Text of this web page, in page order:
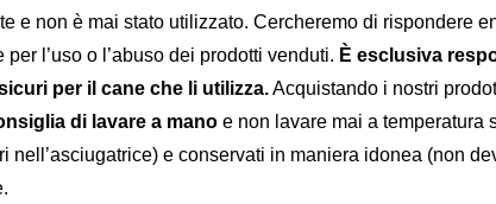
e non è mai stato utilizzato. Cercheremo di rispondere
l’uso o l’abuso dei prodotti venduti. È esclusiva
per il cane che li utilizza.Acquistando i nostri
di lavare a mano e non lavare mai a temperatura
e conservati in maniera idonea (non